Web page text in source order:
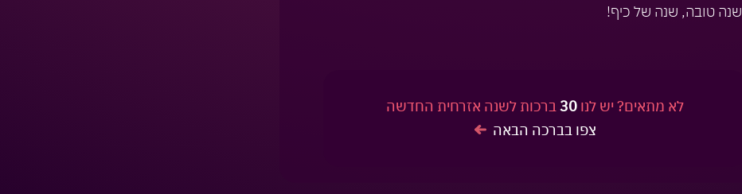
שנה טובה, שנה של כיף!
לא מתאים? יש לנו 30ברכות לשנה אזרחית החדשה
צפו בברכה הבאה